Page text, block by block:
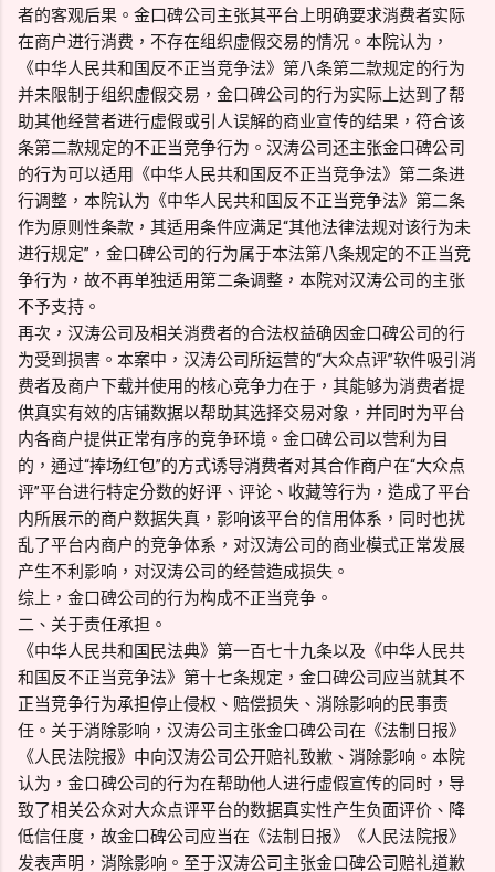
者的客观后果。金口碑公司主张其平台上明确要求消费者实际
在商户进行消费，不存在组织虚假交易的情况。本院认为，
《中华人民共和国反不正当竞争法》第八条第二款规定的行为
并未限制于组织虚假交易，金口碑公司的行为实际上达到了帮
助其他经营者进行虚假或引人误解的商业宣传的结果，符合该
条第二款规定的不正当竞争行为。汉涛公司还主张金口碑公司
的行为可以适用《中华人民共和国反不正当竞争法》第二条进
行调整，本院认为《中华人民共和国反不正当竞争法》第二条
作为原则性条款，其适用条件应满足“其他法律法规对该行为未
进行规定”，金口碑公司的行为属于本法第八条规定的不正当竞
争行为，故不再单独适用第二条调整，本院对汉涛公司的主张
不予支持。
再次，汉涛公司及相关消费者的合法权益确因金口碑公司的行
为受到损害。本案中，汉涛公司所运营的“大众点评”软件吸引消
费者及商户下载并使用的核心竞争力在于，其能够为消费者提
供真实有效的店铺数据以帮助其选择交易对象，并同时为平台
内各商户提供正常有序的竞争环境。金口碑公司以营利为目
的，通过“捧场红包”的方式诱导消费者对其合作商户在“大众点
评”平台进行特定分数的好评、评论、收藏等行为，造成了平台
内所展示的商户数据失真，影响该平台的信用体系，同时也扰
乱了平台内商户的竞争体系，对汉涛公司的商业模式正常发展
产生不利影响，对汉涛公司的经营造成损失。
综上，金口碑公司的行为构成不正当竞争。
二、关于责任承担。
《中华人民共和国民法典》第一百七十九条以及《中华人民共
和国反不正当竞争法》第十七条规定，金口碑公司应当就其不
正当竞争行为承担停止侵权、赔偿损失、消除影响的民事责
任。关于消除影响，汉涛公司主张金口碑公司在《法制日报》
《人民法院报》中向汉涛公司公开赔礼致歉、消除影响。本院
认为，金口碑公司的行为在帮助他人进行虚假宣传的同时，导
致了相关公众对大众点评平台的数据真实性产生负面评价、降
低信任度，故金口碑公司应当在《法制日报》《人民法院报》
发表声明，消除影响。至于汉涛公司主张金口碑公司赔礼道歉